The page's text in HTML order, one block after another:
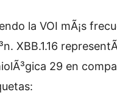
la VOI mÃ¡s
XBB.1.16
29 en